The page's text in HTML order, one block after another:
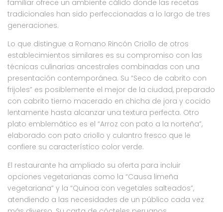
familiar ofrece un ambiente cálido donde las recetas
tradicionales han sido perfeccionadas a lo largo de tres
generaciones.
Lo que distingue a Romano Rincón Criollo de otros
establecimientos similares es su compromiso con las
técnicas culinarias ancestrales combinadas con una
presentación contemporánea. Su “Seco de cabrito con
frijoles” es posiblemente el mejor de la ciudad, preparado
con cabrito tierno macerado en chicha de jora y cocido
lentamente hasta alcanzar una textura perfecta. Otro
plato emblemático es el “Arroz con pato a la norteña”,
elaborado con pato criollo y culantro fresco que le
confiere su característico color verde.
El restaurante ha ampliado su oferta para incluir
opciones vegetarianas como la “Causa limeña
vegetariana” y la “Quinoa con vegetales salteados”,
atendiendo a las necesidades de un público cada vez